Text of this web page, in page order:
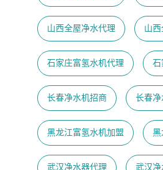
山西全屋净水代理 山
石家庄富氢水机代理 石
长春净水机招商 长春净
黑龙江富氢水机加盟 黑
武汉净水器代理 武汉